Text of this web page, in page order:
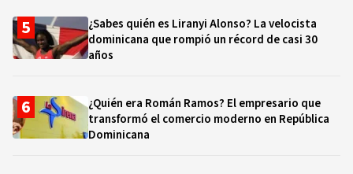
¿Sabes quién es Liranyi Alonso? La velocista
dominicana que rompió un récord de casi 30
años
¿Quién era Román Ramos? El empresario que
transformó el comercio moderno en República
Dominicana